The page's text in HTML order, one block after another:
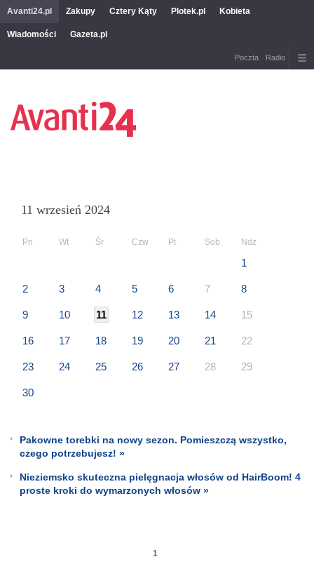
Avanti24.pl Zakupy Cztery Kąty Plotek.pl Kobieta
Wiadomości Gazeta.pl
Poczta Radio
11 wrzesień 2024
Pn Wt Śr Czw Pt Sob Ndz
1
2 3 4 5 6 7 8
9 10 11 12 13 14 15
16 17 18 19 20 21 22
23 24 25 26 27 28 29
30
Pakowne torebki na nowy sezon. Pomieszczą wszystko,
czego potrzebujesz! »
Nieziemsko skuteczna pielęgnacja włosów od HairBoom! 4
proste kroki do wymarzonych włosów »
1